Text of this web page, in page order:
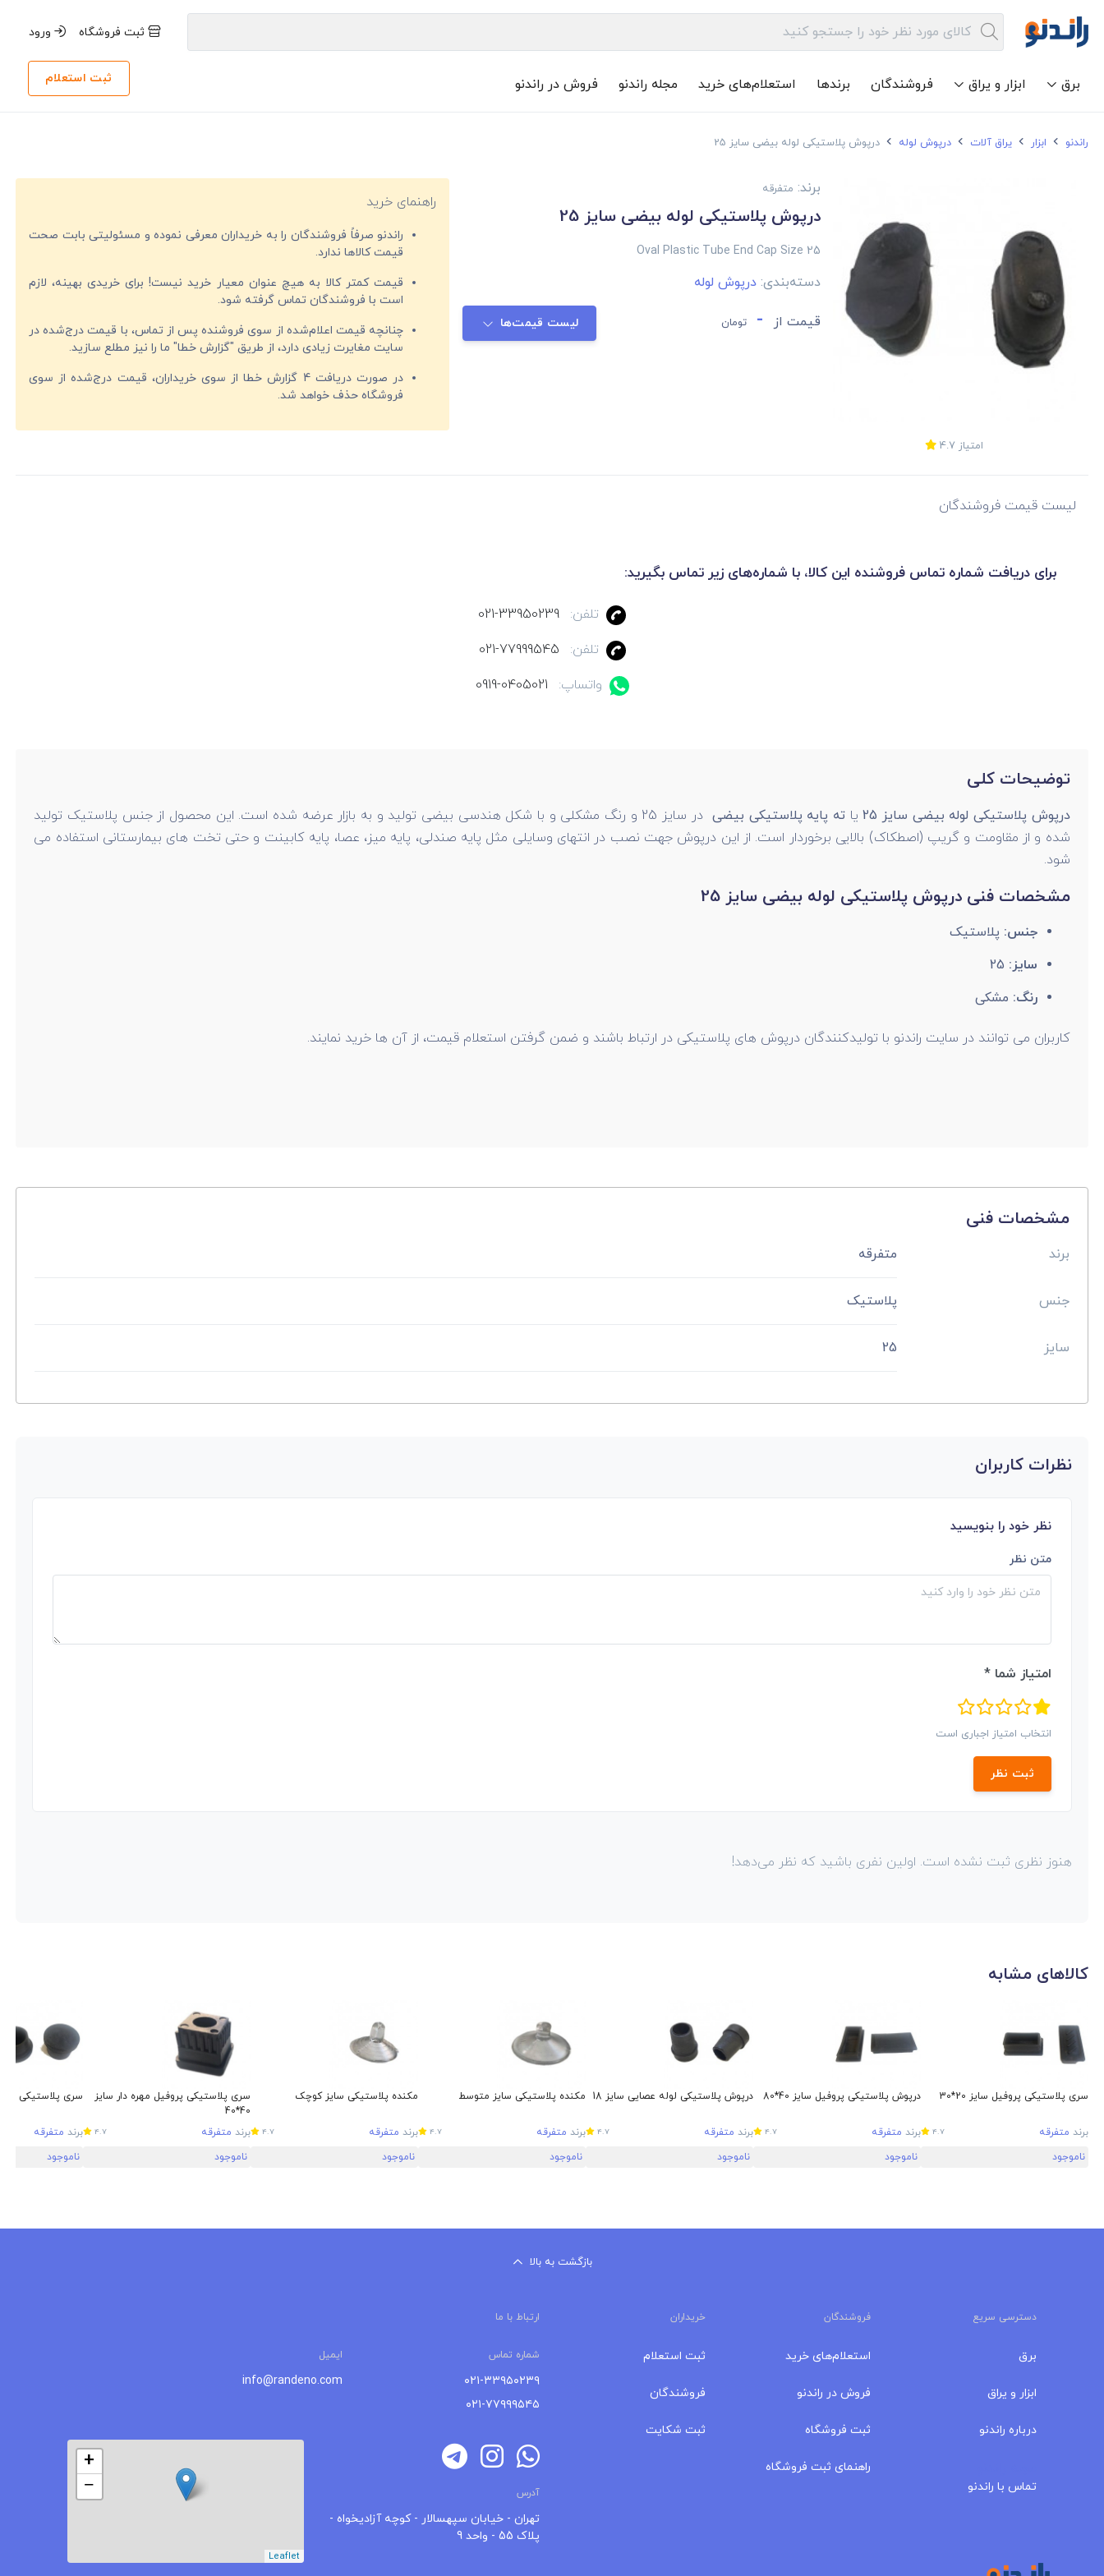
ثبت فروشگاه ورود
برق ابزار و یراق فروشندگان برندها استعلام‌های خرید مجله راندنو فروش در راندنو ثبت استعلام
راندنو ابزار یراق آلات درپوش لوله درپوش پلاستیکی لوله بیضی سایز 25
امتیاز 4.7
برند: متفرقه
درپوش پلاستیکی لوله بیضی سایز 25
Oval Plastic Tube End Cap Size 25
دسته‌بندی:درپوش لوله
قیمت از - تومان لیست قیمت‌ها
راهنمای خرید
راندنو صرفاً فروشندگان را به خریداران معرفی نموده و مسئولیتی بابت صحت
قیمت‌ کالاها ندارد.
قیمت کمتر کالا به هیچ عنوان معیار خرید نیست! برای خریدی بهینه، لازم
است با فروشندگان تماس گرفته شود.
چنانچه قیمت اعلام‌شده از سوی فروشنده پس از تماس، با قیمت درج‌شده در
سایت مغایرت زیادی دارد، از طریق "گزارش خطا" ما را نیز مطلع سازید.
در صورت دریافت 4 گزارش خطا از سوی خریداران، قیمت درج‌شده از سوی
فروشگاه حذف خواهد شد.
لیست قیمت فروشندگان
برای دریافت شماره تماس فروشنده این کالا، با شماره‌های زیر تماس بگیرید:
تلفن:
021-33950239
تلفن:
021-77999545
واتساپ:
0919-0405021
توضیحات کلی
درپوش پلاستیکی لوله بیضی سایز 25 یاته پایه پلاستیکی بیضی
در سایز 25 و رنگ مشکلی و با شکل هندسی بیضی تولید و به بازار عرضه شده است. این محصول از جنس پلاستیک تولید
شده و از مقاومت و گریپ (اصطکاک) بالایی برخوردار است. از این درپوش جهت نصب در انتهای وسایلی مثل پایه صندلی، پایه میز، عصا، پایه کابینت و حتی تخت های بیمارستانی استفاده می
شود.
مشخصات فنی درپوش پلاستیکی لوله بیضی سایز 25
جنس: پلاستیک
سایز: 25
رنگ: مشکی
کاربران می توانند در سایت راندنو با تولیدکنندگان درپوش های پلاستیکی در ارتباط باشند و ضمن گرفتن استعلام قیمت، از آن ها خرید نمایند.
مشخصات فنی
برند متفرقه
جنس پلاستیک
سایز 25
نظرات کاربران
نظر خود را بنویسید
متن نظر
امتیاز شما *
انتخاب امتیاز اجباری است
ثبت نظر
هنوز نظری ثبت نشده است. اولین نفری باشید که نظر می‌دهد!
کالاهای مشابه
سری پلاستیکی پروفیل سایز 20*30
برند متفرقه 4.7
ناموجود
درپوش پلاستیکی پروفیل سایز 40*80
برند متفرقه 4.7
ناموجود
درپوش پلاستیکی لوله عصایی سایز 18
برند متفرقه 4.7
ناموجود
مکنده پلاستیکی سایز متوسط
برند متفرقه 4.7
ناموجود
مکنده پلاستیکی سایز کوچک
برند متفرقه 4.7
ناموجود
سری پلاستیکی پروفیل مهره دار سایز
40*40
برند متفرقه 4.7
ناموجود
سری پلاستیکی لوله
برند متفرقه
ناموجود
بازگشت به بالا
دسترسی سریع فروشندگان خریداران ارتباط با ما
برق
ابزار و یراق
درباره‌ راندنو
تماس با راندنو
استعلام‌های خرید
فروش در راندنو
ثبت فروشگاه
راهنمای ثبت فروشگاه
ثبت استعلام
فروشندگان
ثبت شکایت
شماره تماس ایمیل
۰۲۱-۳۳۹۵۰۲۳۹
۰۲۱-۷۷۹۹۹۵۴۵
info@randeno.com
آدرس
تهران - خیابان سپهسالار - کوچه آزادیخواه -
پلاک 55 - واحد 9
+
−
Leaflet